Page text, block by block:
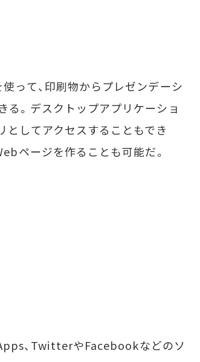
って、印刷物からプレゼンデーシ
る。デスクトップアプリケーショ
としてアクセスすることもでき
ページを作ることも可能だ。
、TwitterやFacebookなどのソ